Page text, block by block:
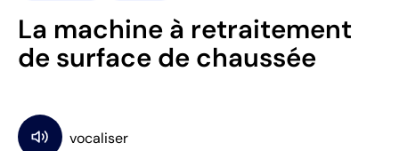
La machine à retraitement
de surface de chaussée